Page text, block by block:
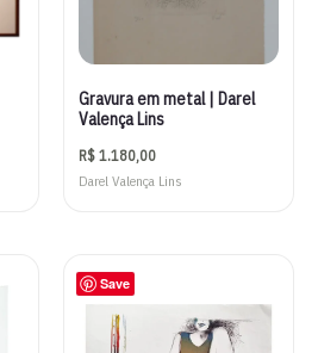
Gravura em metal | Darel
Valença Lins
R$1.180,00
Darel Valença Lins
Save